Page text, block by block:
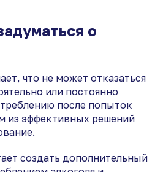
о
что не может отказаться
или постоянно
после попыток
из эффективных решений
создать дополнительный